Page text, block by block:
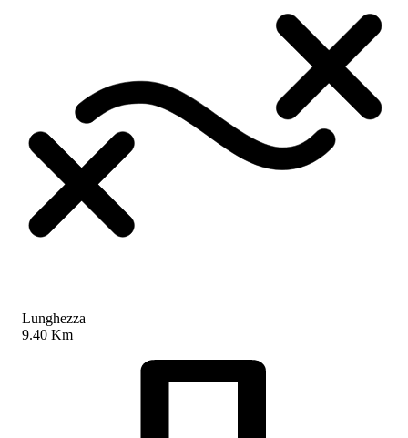
Lunghezza
9.40 Km